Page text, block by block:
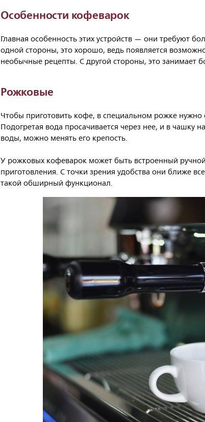
Особенности кофеварок
Главная особенность этих устройств — они требуют
одной стороны, это хорошо, ведь появляется
необычные рецепты. С другой стороны, это занимает
Рожковые
Чтобы приготовить кофе, в специальном рожке нужно
Подогретая вода просачивается через нее, и в чашку
воды, можно менять его крепость.
У рожковых кофеварок может быть встроенный
приготовления. С точки зрения удобства они ближе
такой обширный функционал.